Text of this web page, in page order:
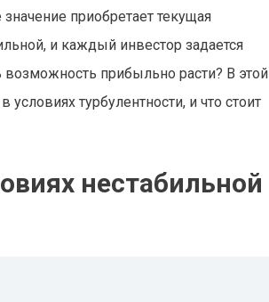
приобретает текущая
и каждый инвестор задается
возможность прибыльно расти? В этой
турбулентности, и что стоит
нестабильной